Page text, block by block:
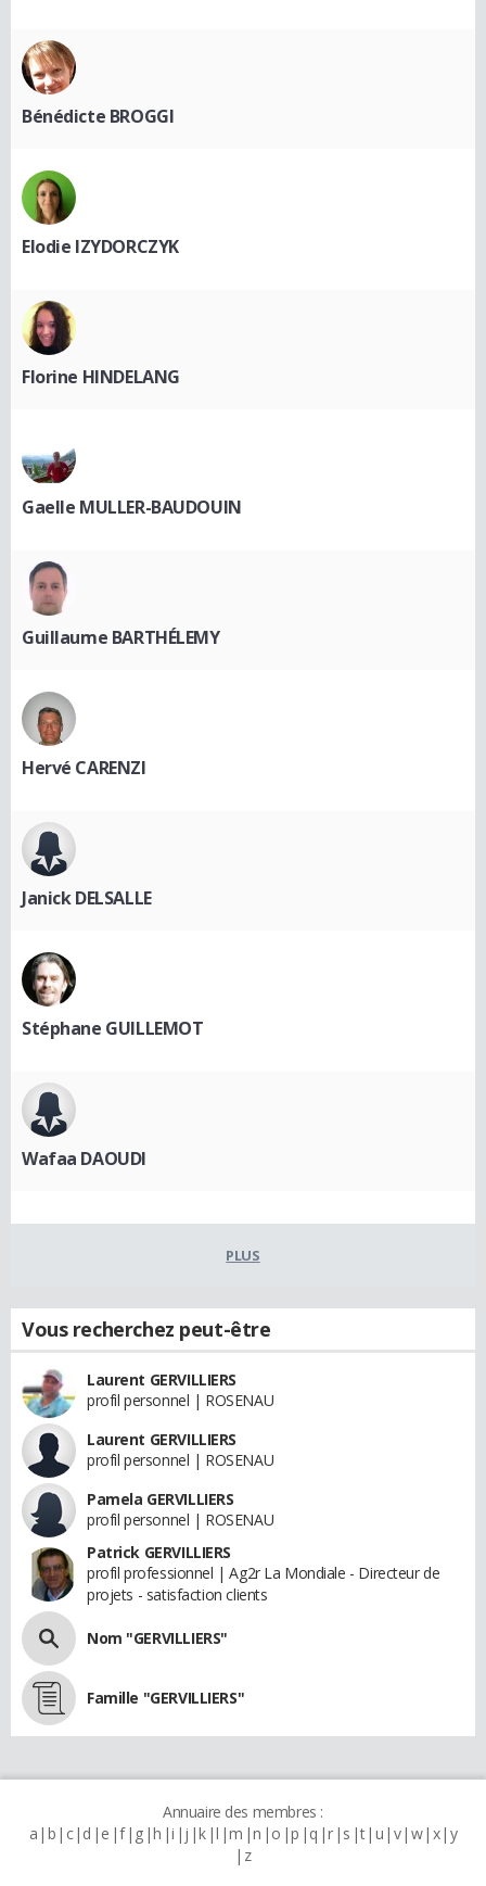
Bénédicte BROGGI
Elodie IZYDORCZYK
Florine HINDELANG
Gaelle MULLER-BAUDOUIN
Guillaume BARTHÉLEMY
Hervé CARENZI
Janick DELSALLE
Stéphane GUILLEMOT
Wafaa DAOUDI
PLUS
Vous recherchez peut-être
Laurent GERVILLIERS
profil personnel | ROSENAU
Laurent GERVILLIERS
profil personnel | ROSENAU
Pamela GERVILLIERS
profil personnel | ROSENAU
Patrick GERVILLIERS
profil professionnel | Ag2r La Mondiale - Directeur de
projets - satisfaction clients
Nom "GERVILLIERS"
Famille "GERVILLIERS"
Annuaire des membres :
a b c d e f g h i j k l m n o p q r s t u v w x y
z